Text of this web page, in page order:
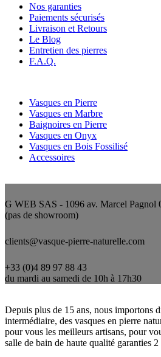
Nos garanties
Paiements sécurisés
Livraison et Retours
Le Blog
Entretien des pierres
F.A.Q.
Vasques en Pierre
Vasques en Marbre
Baignoires en Pierre
Vasques en Onyx
Vasques en Bois Fossilisé
Accessoires
G WEB SAS - 1096 av. Marcel Pagnol
(pas de showroom)
clients@vasque-pierre-naturelle.com
+33 (0)4 89 97 88 43
du mardi au samedi de 10h à 17h30
Depuis plus de 15 ans, nous importons
intermédiaire, des vasques en pierre
pour vous les meilleurs artisans, pour
salle de bain de haute qualité garanties 2